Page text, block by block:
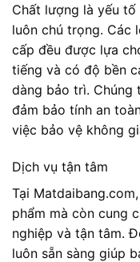
Chất lượng là yếu
luôn chú trọng. Các
cấp đều được lựa
tiếng và có độ bền
dàng bảo trì. Chúng
đảm bảo tính an
việc bảo vệ không
Dịch vụ tận tâm
Tại
phẩm mà còn cung
nghiệp và tận tâm.
luôn sẵn sàng giúp